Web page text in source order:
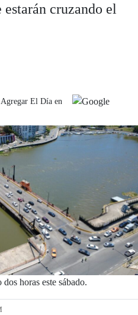
cruzando el
Agregar El Día en
horas este sábado.